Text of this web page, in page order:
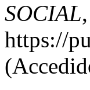
SOCIAL
https://